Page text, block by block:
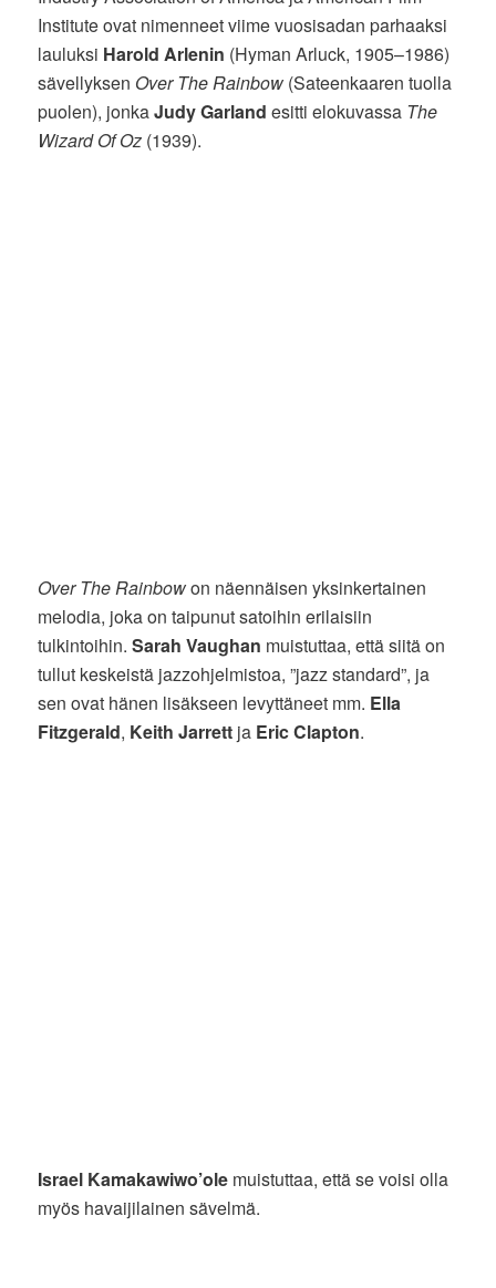
Institute ovat nimenneet viime vuosisadan parhaaksi
lauluksi Harold Arlenin (Hyman Arluck, 1905–1986)
sävellyksen Over The Rainbow (Sateenkaaren tuolla
puolen), jonkaJudy Garland esitti elokuvassa The
Wizard Of Oz (1939).
Over The Rainbowon näennäisen yksinkertainen
melodia, joka on taipunut satoihin erilaisiin
tulkintoihin.Sarah Vaughan muistuttaa, että siitä on
tullut keskeistä jazzohjelmistoa, ”jazz standard”, ja
sen ovat hänen lisäkseen levyttäneet mm. Ella
Fitzgerald, Keith Jarrett ja Eric Clapton.
Israel Kamakawiwo’ole muistuttaa, että se voisi olla
myös havaijilainen sävelmä.